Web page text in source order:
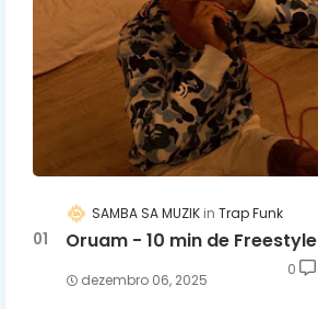
SAMBA SA MUZIK Trap Funk
Oruam - 10 min de Freestyle
dezembro 06, 2025
0